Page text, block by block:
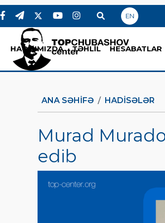
EN
HAQQIMIZDA TƏHLİL HESABATLAR
ANA SƏHIFƏ HADİSƏLƏR
Murad
edib